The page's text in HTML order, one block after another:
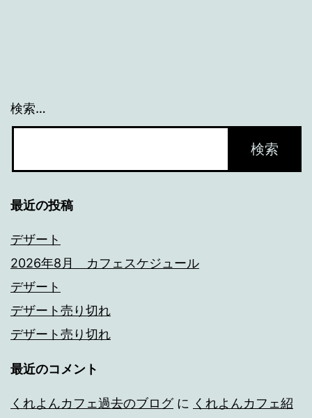
検索…
最近の投稿
デザート
2026年8月 カフェスケジュール
デザート
デザート売り切れ
デザート売り切れ
最近のコメント
くれよんカフェ過去のブログに くれよんカフェ紹